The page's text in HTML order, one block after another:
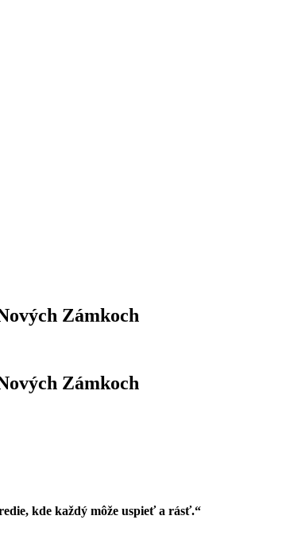
Zámkoch
Zámkoch
kde každý môže uspieť a rásť.“